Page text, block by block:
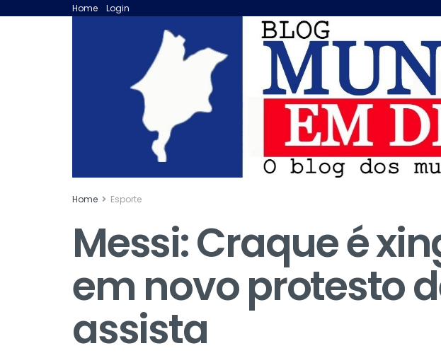
Home Login
Home Esporte
Messi: Craque é
em novo protesto
assista